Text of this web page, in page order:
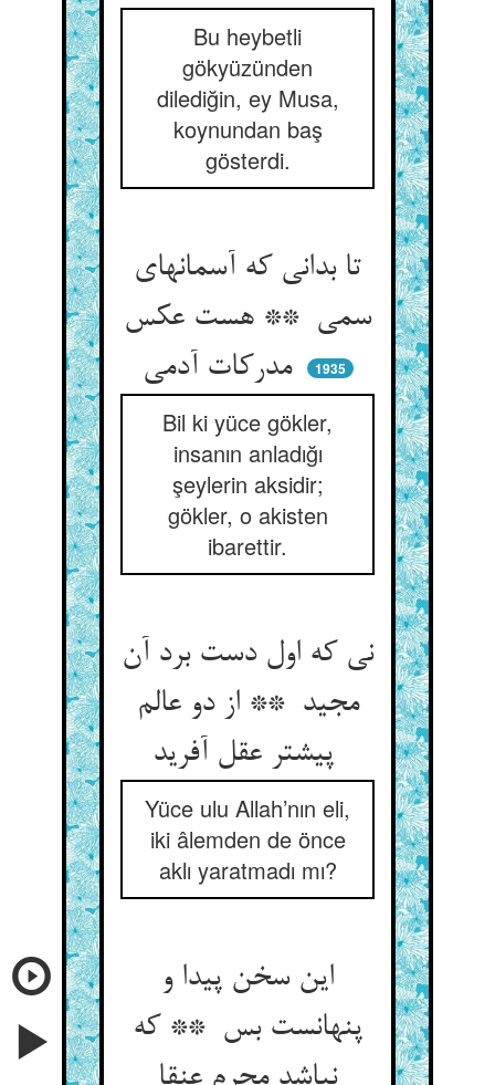
Bu heybetli
gökyüzünden
dilediğin, ey Musa,
koynundan baş
gösterdi.
تا بدانی که آسمانهای
سمی ** هست عکس
مدرکات آدمی
1935
Bil ki yüce gökler,
insanın anladığı
şeylerin aksidir;
gökler, o akisten
ibarettir.
نی که اول دست برد آن
مجید ** از دو عالم
Yüce ulu Allah’nın eli,
iki âlemden de önce
aklı yaratmadı mı?
این سخن پیدا و
پنهانست بس ** که